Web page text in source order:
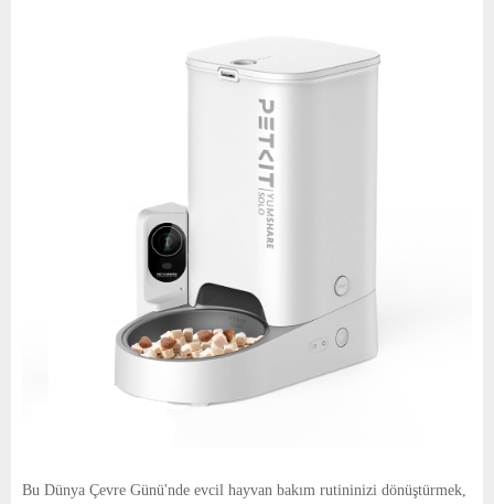
Bu Dünya Çevre Günü'nde evcil hayvan bakım rutininizi dönüştürmek,